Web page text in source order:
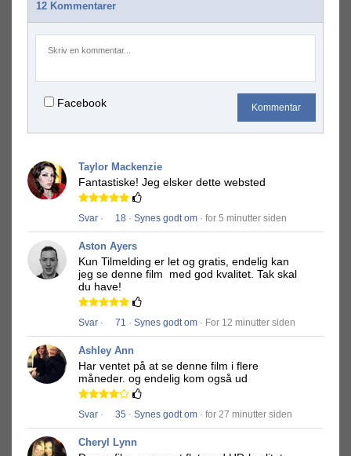
12 Kommentarer
Facebook Kommentar
Taylor Mackenzie
Fantastiske! Jeg elsker dette websted
Svar · 18 · Synes godt om · for 5 minutter siden
Aston Ayers
Kun Tilmelding er let og gratis, endelig kan
jeg se denne film
med god kvalitet. Tak skal
du have!
Svar · 71 · Synes godt om · For 12 minutter siden
Ashley Ann
Har ventet på at se denne film i flere
måneder. og endelig kom også ud
Svar · 35 · Synes godt om · for 27 minutter siden
Cheryl Lynn